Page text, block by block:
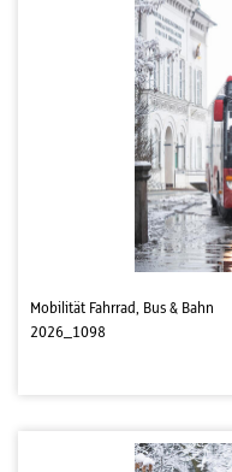
Mobilität Fahrrad, Bus & Bahn
2026_1098